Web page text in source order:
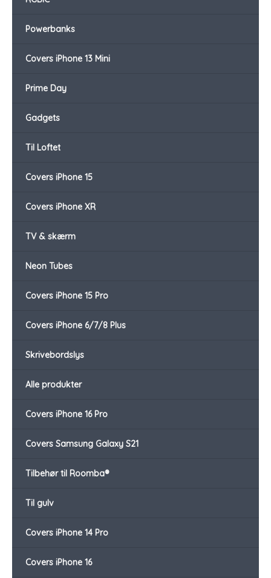
Powerbanks
Covers iPhone 13 Mini
Prime Day
Gadgets
Til Loftet
Covers iPhone 15
Covers iPhone XR
TV & skærm
Neon Tubes
Covers iPhone 15 Pro
Covers iPhone 6/7/8 Plus
Skrivebordslys
Alle produkter
Covers iPhone 16 Pro
Covers Samsung Galaxy S21
Tilbehør til Roomba®
Til gulv
Covers iPhone 14 Pro
Covers iPhone 16